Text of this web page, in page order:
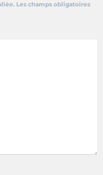
Les champs obligatoires